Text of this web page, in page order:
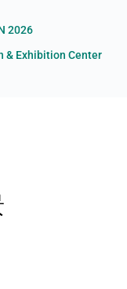
2026
& Exhibition Center